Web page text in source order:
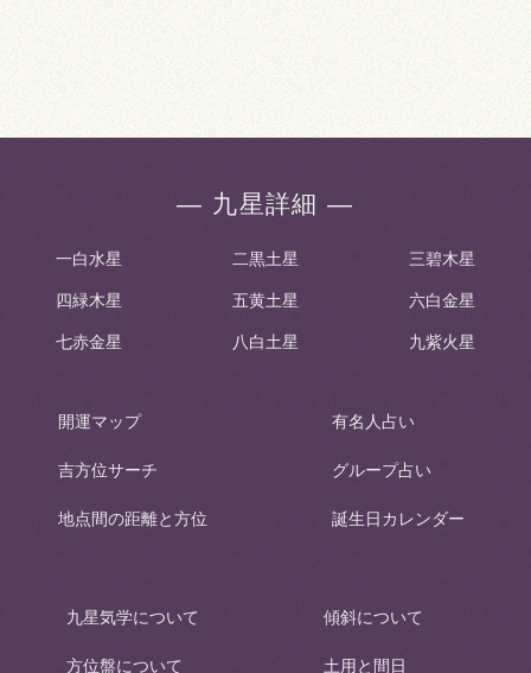
― 九星詳細 ―
一白水星 二黒土星 三碧木星
四緑木星 五黄土星 六白金星
七赤金星 八白土星 九紫火星
開運マップ
吉方位サーチ
地点間の距離と方位
有名人占い
グループ占い
誕生日カレンダー
九星気学について
方位盤について
傾斜について
土用と間日